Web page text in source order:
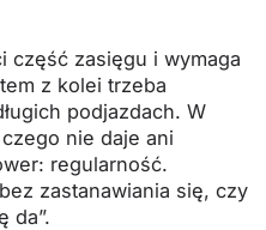
część zasięgu i wymaga
z kolei trzeba
podjazdach. W
nie daje ani
regularność.
zastanawiania się, czy
da”.